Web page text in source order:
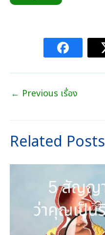
← Previous เรื่อง
Related Posts